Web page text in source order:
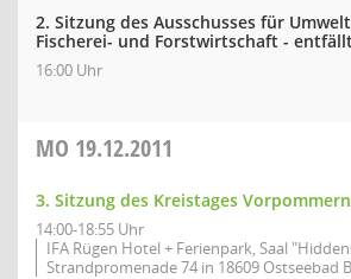
2. Sitzung des Ausschusses für
Fischerei- und Forstwirtschaft - entfällt
16:00 Uhr
MO 19.12.2011
3. Sitzung des Kreistages
14:00-18:55 Uhr
IFA Rügen Hotel + Ferienpark, Saal
Strandpromenade 74 in 18609 Ostseebad